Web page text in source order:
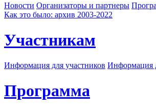
Новости Организаторы и партнеры
Как это было: архив 2003-2022
Участникам
Информация для участников Информация
Программа